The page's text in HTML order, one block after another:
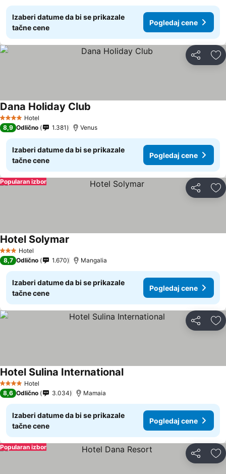
Izaberi datume da bi se prikazale
tačne cene
Pogledaj cene
Deli
4 ZvezdiceHotel
Dana Holiday Club
8,9 Odlično 1.381 Venus
Izaberi datume da bi se prikazale
tačne cene
Pogledaj cene
Deli
Popularan izbor
3 Zvezdice
Hotel
Hotel Solymar
8,7 Odlično 1.670 Mangalia
Izaberi datume da bi se prikazale
tačne cene
Pogledaj cene
Deli
4 ZvezdiceHotel
Hotel Sulina InternationalPogledaj cene
8,6 Odlično 3.034 Mamaia
Izaberi datume da bi se prikazale
tačne cene
Pogledaj cene
Deli
Popularan izbor